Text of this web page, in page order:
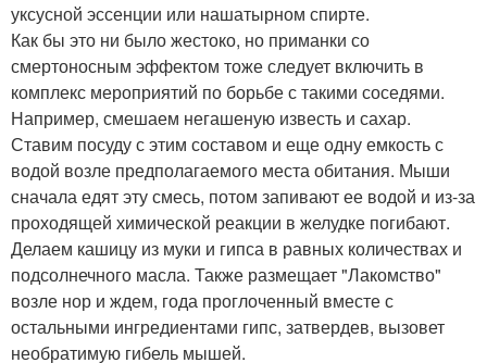
уксусной эссенции или нашатырном спирте.
Как бы это ни было жестоко, но приманки со
смертоносным эффектом тоже следует включить в
комплекс мероприятий по борьбе с такими соседями.
Например, смешаем негашеную известь и сахар.
Ставим посуду с этим составом и еще одну емкость с
водой возле предполагаемого места обитания. Мыши
сначала едят эту смесь, потом запивают ее водой и из-за
проходящей химической реакции в желудке погибают.
Делаем кашицу из муки и гипса в равных количествах и
подсолнечного масла. Также размещает "Лакомство"
возле нор и ждем, года проглоченный вместе с
остальными ингредиентами гипс, затвердев, вызовет
необратимую гибель мышей.